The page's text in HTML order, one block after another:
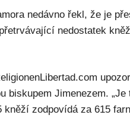
nedávno řekl, že je
nedostatek
biskupem Jimenezem. „Je
zodpovídá za 615